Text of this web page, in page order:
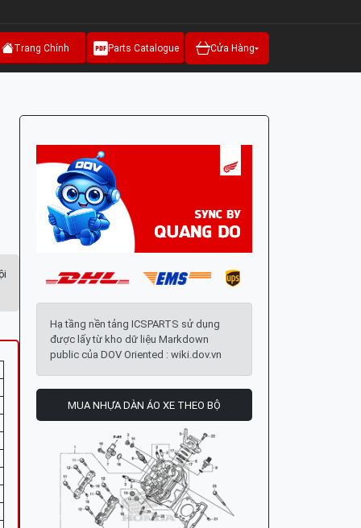
Trang Chính Parts Catalogue Cửa Hàng
Hạ tầng nền tảng ICSPARTS sử dụng
được lấy từ kho dữ liệu Markdown
public của DOV Oriented : wiki.dov.vn
MUA NHỰA DÀN ÁO XE THEO BỘ